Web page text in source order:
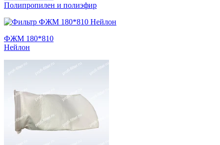
Полипропилен и полиэфир
ФЖМ 180*810
Нейлон